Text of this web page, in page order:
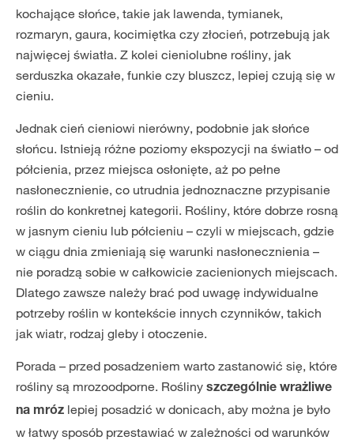
kochające słońce, takie jak lawenda, tymianek,
rozmaryn, gaura, kocimiętka czy złocień, potrzebują jak
najwięcej światła. Z kolei cieniolubne rośliny, jak
serduszka okazałe, funkie czy bluszcz, lepiej czują się w
cieniu.
Jednak cień cieniowi nierówny, podobnie jak słońce
słońcu. Istnieją różne poziomy ekspozycji na światło – od
półcienia, przez miejsca osłonięte, aż po pełne
nasłonecznienie, co utrudnia jednoznaczne przypisanie
roślin do konkretnej kategorii. Rośliny, które dobrze rosną
w jasnym cieniu lub półcieniu – czyli w miejscach, gdzie
w ciągu dnia zmieniają się warunki nasłonecznienia –
nie poradzą sobie w całkowicie zacienionych miejscach.
Dlatego zawsze należy brać pod uwagę indywidualne
potrzeby roślin w kontekście innych czynników, takich
jak wiatr, rodzaj gleby i otoczenie.
Porada – przed posadzeniem warto zastanowić się, które
rośliny są mrozoodporne. Rośliny szczególnie wrażliwe
na mróz lepiej posadzić w donicach, aby można je było
w łatwy sposób przestawiać w zależności od warunków